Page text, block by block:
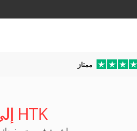
ممتاز
محوّل SOU إلى HTK